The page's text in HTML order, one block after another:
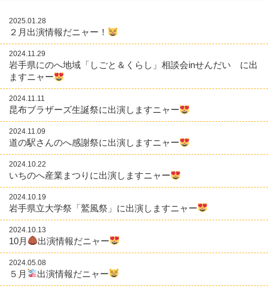
2025.01.28
２月出演情報だニャー！
2024.11.29
岩手県にのへ地域「しごと＆くらし」相談会inせんだい に出
ますニャー
2024.11.11
昆布ブラザーズ生誕祭に出演しますニャー
2024.11.09
道の駅さんのへ感謝祭に出演しますニャー
2024.10.22
いちのへ産業まつりに出演しますニャー
2024.10.19
岩手県立大学祭「鷲風祭」に出演しますニャー
2024.10.13
10月 出演情報だニャー
2024.05.08
５月 出演情報だニャー